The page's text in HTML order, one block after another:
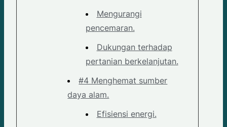
Mengurangi
pencemaran.
Dukungan terhadap
pertanian berkelanjutan.
#4 Menghemat sumber
daya alam.
Efisiensi energi.